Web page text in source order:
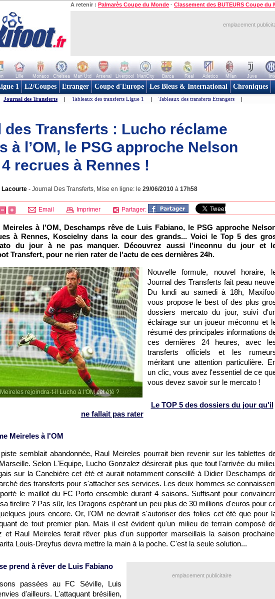
A retenir : Palmarès Coupe du Monde - Classement des BUTEURS Coupe du
emplacement
Lille Monaco Chelsea Man Utd Arsenal Liverpool ManCity Barca Real Atletico Milan Juve
1 L2/Coupes Etranger Coupe d'Europe Les Bleus & International Chroniques
Journal des Transferts | Tableaux des transferts Ligue 1 | Tableaux des transferts Etrangers |
des Transferts : Lucho réclame
à l’OM, le PSG approche Nelson
recrues à Rennes !
Lacourte - Journal Des Transferts, Mise en ligne: le 29/06/2010 à 17h58
Email Imprimer Partager:
Meireles à l'OM, Deschamps rêve de Luis Fabiano, le PSG approche
à Rennes, Koscielny dans la cour des grands... Voici le Top 5 des
du jour à ne pas manquer. Découvrez aussi l'inconnu du jour et
Transfert, pour ne rien rater de l'actu de ces dernières 24h.
rejoindra-t-il Lucho à l'OM cet été ?
Nouvelle formule, nouvel horaire,
Journal des Transferts fait peau
Du lundi au samedi à 18h,
vous propose le best of des plus
dossiers mercato du jour, suivi
éclairage sur un joueur méconnu et
résumé des principales informations
ces dernières 24 heures, avec
transferts officiels et les
méritant une attention particulière.
un clic, vous avez l'essentiel de ce
vous devez savoir sur le mercato !
Le TOP 5 des dossiers du jour qu'il
ne fallait pas rater
Meireles à l'OM
semblait abandonnée, Raul Meireles pourrait bien revenir sur les tablettes
. Selon L'Equipe, Lucho Gonzalez désirerait plus que tout l'arrivée du
sur la Canebière cet été et aurait notamment conseillé à Didier Deschamps
des transferts pour s'attacher ses services. Les deux hommes se
le maillot du FC Porto ensemble durant 4 saisons. Suffisant pour
tirelire ? Pas sûr, les Dragons espérant un peu plus de 30 millions d'euros pour
jours encore. Or, l'OM ne devrait s'autoriser des folies cet été que pour
de tout premier plan. Mais il est évident qu'un milieu de terrain composé
et Raul Meireles ferait rêver plus d'un supporter marseillais la saison
Louis-Dreyfus devra mettre la main à la poche. C'est la seule solution...
emplacement publicitaire
prend à rêver de Luis Fabiano
passées au FC Séville, Luis
d'ailleurs. L'attaquant brésilien,